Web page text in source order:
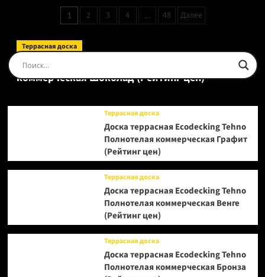
ламинат
CronaFloor
Саломон
(Рейтинг
Пагинация
записей
1 2 3 4 … 48 Далее
Террасная доска
Доска террасная Ecodecking Tehno Полнотелая
коммерческая Шоколад (Рейтинг цен)
Террасная доска
Доска террасная Ecodecking Tehno
Полнотелая коммерческая Графит
(Рейтинг цен)
Террасная доска
Доска террасная Ecodecking Tehno
Полнотелая коммерческая Венге
(Рейтинг цен)
Террасная доска
Доска террасная Ecodecking Tehno
Полнотелая коммерческая Бронза